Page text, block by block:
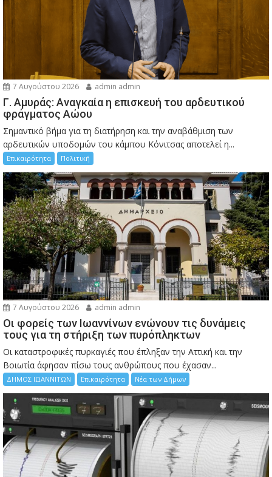
7 Αυγούστου 2026 admin admin
Γ. Αμυράς: Αναγκαία η επισκευή του αρδευτικού
φράγματος Αώου
Σημαντικό βήμα για τη διατήρηση και την αναβάθμιση των
αρδευτικών υποδομών του κάμπου Κόνιτσας αποτελεί η...
Επικαιρότητα Πολιτική
7 Αυγούστου 2026 admin admin
Οι φορείς των Ιωαννίνων ενώνουν τις δυνάμεις
τους για τη στήριξη των πυρόπληκτων
Οι καταστροφικές πυρκαγιές που έπληξαν την Αττική και την
Bοιωτία άφησαν πίσω τους ανθρώπους που έχασαν...
ΔΗΜΟΣ ΙΩΑΝΝΙΤΩΝ Επικαιρότητα Νέα των Δήμων